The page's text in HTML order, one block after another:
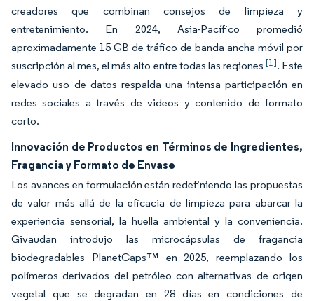
creadores que combinan consejos de limpieza y
entretenimiento. En 2024, Asia-Pacífico promedió
aproximadamente 15 GB de tráfico de banda ancha móvil por
suscripción al mes, el más alto entre todas las regiones [1]. Este
elevado uso de datos respalda una intensa participación en
redes sociales a través de videos y contenido de formato
corto.
Innovación de Productos en Términos de Ingredientes,
Fragancia y Formato de Envase
Los avances en formulación están redefiniendo las propuestas
de valor más allá de la eficacia de limpieza para abarcar la
experiencia sensorial, la huella ambiental y la conveniencia.
Givaudan introdujo las microcápsulas de fragancia
biodegradables PlanetCaps™ en 2025, reemplazando los
polímeros derivados del petróleo con alternativas de origen
vegetal que se degradan en 28 días en condiciones de